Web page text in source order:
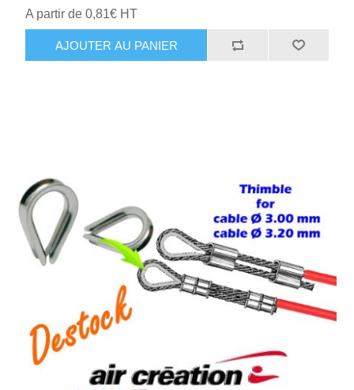
A partir de 0,81€ HT
AJOUTER AU PANIER